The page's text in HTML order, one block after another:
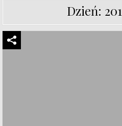
Dzień: